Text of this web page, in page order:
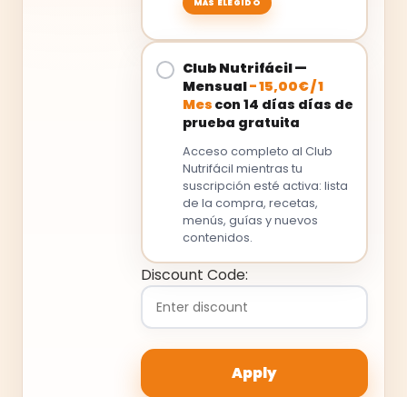
Club Nutrifácil —
Mensual-15,00€/1
Mes con 14 días días de
prueba gratuita
Acceso completo al Club
Nutrifácil mientras tu
suscripción esté activa: lista
de la compra, recetas,
menús, guías y nuevos
contenidos.
Discount Code: